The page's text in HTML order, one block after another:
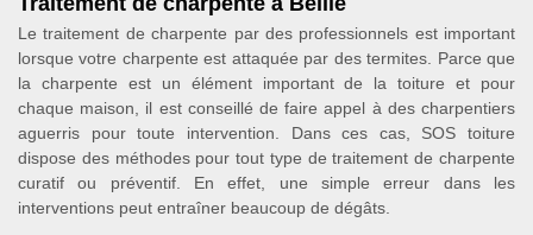
Le traitement de charpente par des professionnels est important
lorsque votre charpente est attaquée par des termites. Parce que
la charpente est un élément important de la toiture et pour
chaque maison, il est conseillé de faire appel à des charpentiers
aguerris pour toute intervention. Dans ces cas, SOS toiture
dispose des méthodes pour tout type de traitement de charpente
curatif ou préventif. En effet, une simple erreur dans les
interventions peut entraîner beaucoup de dégâts.